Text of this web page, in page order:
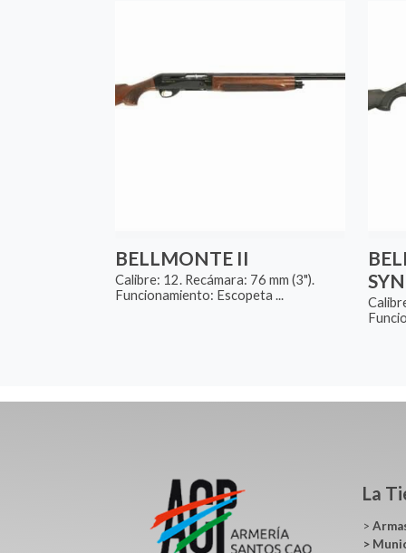
BELLMONTE II
Calibre: 12. Recámara: 76 mm (3").
Funcionamiento: Escopeta ...
La
>
>